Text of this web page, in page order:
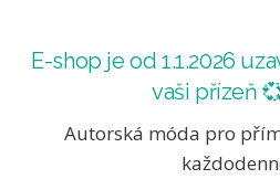
E-shop je od 1.1.2026
vaši přízeň
Autorská móda pro